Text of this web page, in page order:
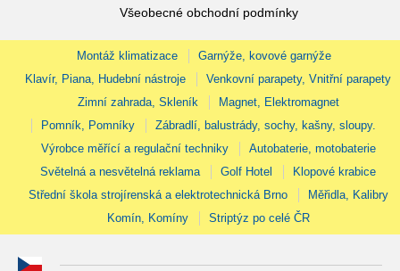
Všeobecné obchodní podmínky
Montáž klimatizace
Garnýže, kovové garnýže
Klavír, Piana, Hudební nástroje
Venkovní parapety, Vnitřní parapety
Zimní zahrada, Skleník
Magnet, Elektromagnet
Pomník, Pomníky
Zábradlí, balustrády, sochy, kašny, sloupy.
Výrobce měřící a regulační techniky
Autobaterie, motobaterie
Světelná a nesvětelná reklama
Golf Hotel
Klopové krabice
Střední škola strojírenská a elektrotechnická Brno
Měřidla, Kalibry
Komín, Komíny
Striptýz po celé ČR